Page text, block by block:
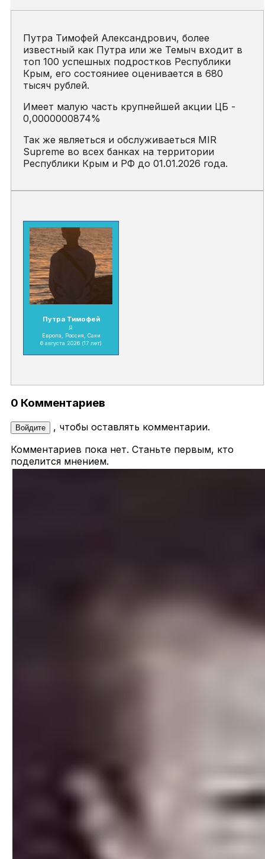
Путра Тимофей Александрович, более
известный как Путра или же Темыч входит в
топ 100 успешных подростков Республики
Крым, его состояниее оценивается в 680
тысяч рублей.
Имеет малую часть крупнейшей акции ЦБ -
0,0000000874%
Так же являеться и обслуживаеться MIR
Supreme во всех банках на территории
Республики Крым и РФ до 01.01.2026 года.
Путра Тимофей
Я
Европа, Россия, Саки
6 августа 2026 (17 лет)
0 Комментариев
Войдите
, чтобы оставлять комментарии.
Комментариев пока нет. Станьте первым, кто
поделится мнением.